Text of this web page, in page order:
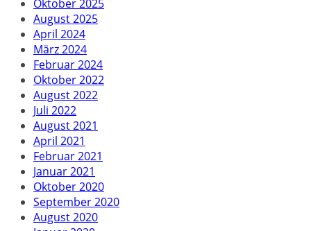
Oktober 2025
August 2025
April 2024
März 2024
Februar 2024
Oktober 2022
August 2022
Juli 2022
August 2021
April 2021
Februar 2021
Januar 2021
Oktober 2020
September 2020
August 2020